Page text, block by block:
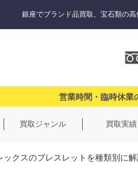
銀座でブランド品買取、宝石類の
営業時間・臨時休業
買取ジャンル 買取実績
ックスのブレスレットを種類別に